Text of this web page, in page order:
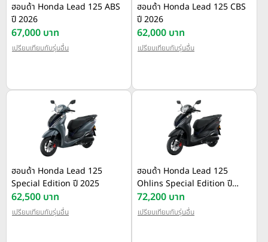
ฮอนด้า Honda Lead 125 ABS
ปี 2026
67,000 บาท
เปรียบเทียบกับรุ่นอื่น
ฮอนด้า Honda Lead 125 CBS
ปี 2026
62,000 บาท
เปรียบเทียบกับรุ่นอื่น
ฮอนด้า Honda Lead 125
Special Edition ปี 2025
62,500 บาท
เปรียบเทียบกับรุ่นอื่น
ฮอนด้า Honda Lead 125
Ohlins Special Edition ปี
2024
72,200 บาท
เปรียบเทียบกับรุ่นอื่น